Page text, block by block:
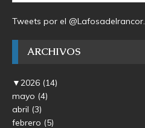
Tweets por el @Lafosadelrancor.
ARCHIVOS
▼2026 (14)
mayo (4)
abril (3)
febrero (5)